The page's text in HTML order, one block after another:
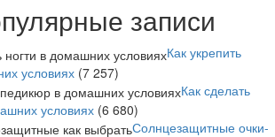
записи
Как укрепить
условиях (7 257)
Как сделать
условиях (6 680)
Солнцезащитные очки-